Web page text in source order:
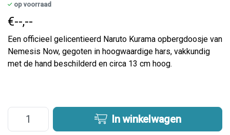
op voorraad
€--,--
Een officieel gelicentieerd Naruto Kurama opbergdoosje van
Nemesis Now, gegoten in hoogwaardige hars, vakkundig
met de hand beschilderd en circa 13 cm hoog.
In winkelwagen